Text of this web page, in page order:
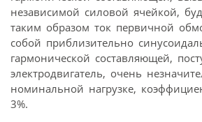
независимой силовой ячейкой,
таким образом ток первичной
собой приблизительно
гармонической составляющей,
электродвигатель, очень
номинальной нагрузке,
3%.